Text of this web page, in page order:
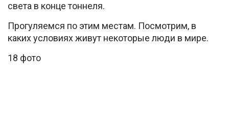
света в конце тоннеля.
Прогуляемся по этим местам. Посмотрим, в
каких условиях живут некоторые люди в мире.
18 фото